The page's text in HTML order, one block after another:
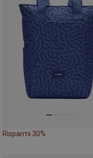
Risparmi 30%